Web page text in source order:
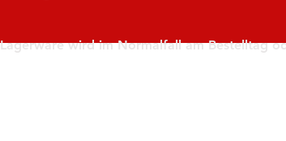
Lagerware wird im Normalfall am Bestelltag